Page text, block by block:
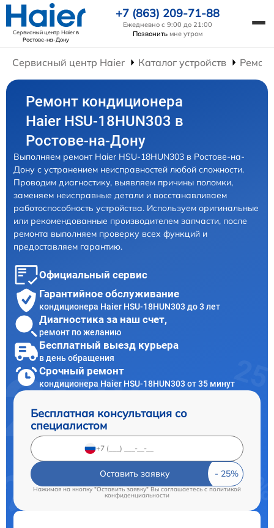
Сервисный центр Haierв
Ростове-на-Дону
+7 (863) 209-71-88
Ежедневно с 9:00 до 21:00
Позвонить мне утром
Сервисный центр Haier Каталог устройств
Ремонт кондиционера
Haier HSU-18HUN303 в
Ростове-на-Дону
Выполняем ремонт Haier HSU-18HUN303 в Ростове-на-
Дону с устранением неисправностей любой сложности.
Проводим диагностику, выявляем причины поломки,
заменяем неисправные детали и восстанавливаем
работоспособность устройства. Используем оригинальные
или рекомендованные производителем запчасти, после
ремонта выполняем проверку всех функций и
предоставляем гарантию.
Официальный сервис
Гарантийное обслуживание
кондиционера Haier HSU-18HUN303 до 3 лет
Диагностика за наш счет,
ремонт по желанию
Бесплатный выезд курьера
в день обращения
Срочный ремонт
кондиционера Haier HSU-18HUN303 от 35 минут
Бесплатная консультация со
специалистом
Оставить заявку
Нажимая на кнопку "Оставить заявку" Вы соглашаетесь cполитикой
конфиденциальности